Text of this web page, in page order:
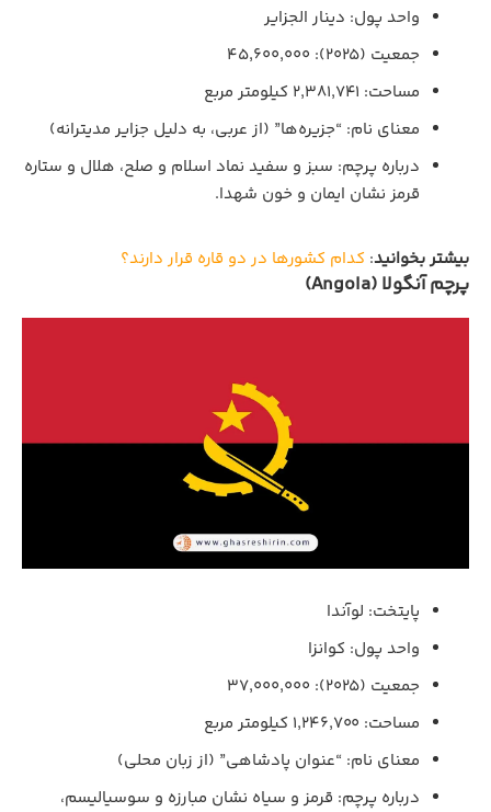
واحد پول: دینار الجزایر
جمعیت (۲۰۲۵): ۴۵,۶۰۰,۰۰۰
مساحت: ۲,۳۸۱,۷۴۱ کیلومتر مربع
معنای نام: “جزیره‌ها” (از عربی، به دلیل جزایر مدیترانه)
درباره پرچم: سبز و سفید نماد اسلام و صلح، هلال و ستاره
قرمز نشان ایمان و خون شهدا.
بیشتر بخوانید: کدام کشورها در دو قاره قرار دارند؟
پرچم آنگولا (Angola)
پایتخت: لوآندا
واحد پول: کوانزا
جمعیت (۲۰۲۵): ۳۷,۰۰۰,۰۰۰
مساحت: ۱,۲۴۶,۷۰۰ کیلومتر مربع
معنای نام: “عنوان پادشاهی” (از زبان محلی)
درباره پرچم: قرمز و سیاه نشان مبارزه و سوسیالیسم،